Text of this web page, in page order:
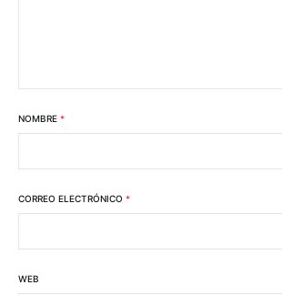
NOMBRE *
CORREO ELECTRÓNICO *
WEB